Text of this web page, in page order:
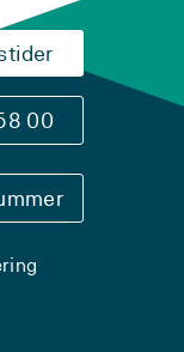
00